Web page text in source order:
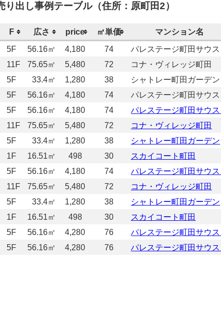
り出し事例テーブル（住所：原町田2）
F 広さ price ㎡単価 マンション名
5F 56.16㎡ 4,180 74 パレステージ町田サウス
11F 75.65㎡ 5,480 72 コナ・ヴィレッジ町田
5F 33.4㎡ 1,280 38 シャトレー町田ガーデン
5F 56.16㎡ 4,180 74 パレステージ町田サウス
5F 56.16㎡ 4,180 74 パレステージ町田サウス
11F 75.65㎡ 5,480 72 コナ・ヴィレッジ町田
5F 33.4㎡ 1,280 38 シャトレー町田ガーデン
1F 16.51㎡ 498 30 スカイコート町田
5F 56.16㎡ 4,180 74 パレステージ町田サウス
11F 75.65㎡ 5,480 72 コナ・ヴィレッジ町田
5F 33.4㎡ 1,280 38 シャトレー町田ガーデン
1F 16.51㎡ 498 30 スカイコート町田
5F 56.16㎡ 4,280 76 パレステージ町田サウス
5F 56.16㎡ 4,280 76 パレステージ町田サウス